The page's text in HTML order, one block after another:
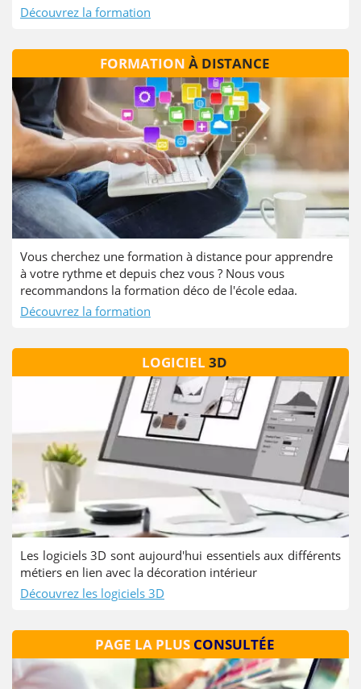
Découvrez la formation
FORMATION À DISTANCE
Vous cherchez une formation à distance pour apprendre
à votre rythme et depuis chez vous ? Nous vous
recommandons la formation déco de l'école edaa.
Découvrez la formation
LOGICIEL 3D
Les logiciels 3D sont aujourd'hui essentiels aux différents
métiers en lien avec la décoration intérieur
Découvrez les logiciels 3D
PAGE LA PLUS CONSULTÉE